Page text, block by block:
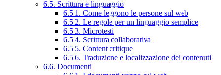
6.5. Scrittura e linguaggio
6.5.1. Come leggono le persone sul web
6.5.2. Le regole per un linguaggio semplice
6.5.3. Microtesti
6.5.4. Scrittura collaborativa
6.5.5. Content critique
6.5.6. Traduzione e localizzazione dei contenuti
6.6. Documenti